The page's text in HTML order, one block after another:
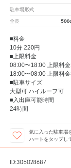
駐車場形式
全長
■料金
10分 220円
■上限料金
08:00〜18:00 上限料
18:00〜08:00 上限料
■駐車サイズ
大型可 ハイルーフ可
■入出庫可能時間
24時間
気に入った駐車場
ハートをタップし
ID:305028687